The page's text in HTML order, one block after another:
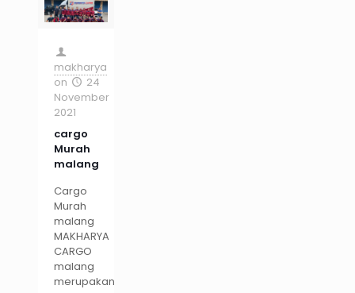
makharya
on
24
November
2021
cargo
Murah
malang
Cargo
Murah
malang
MAKHARYA
CARGO
malang
merupakan